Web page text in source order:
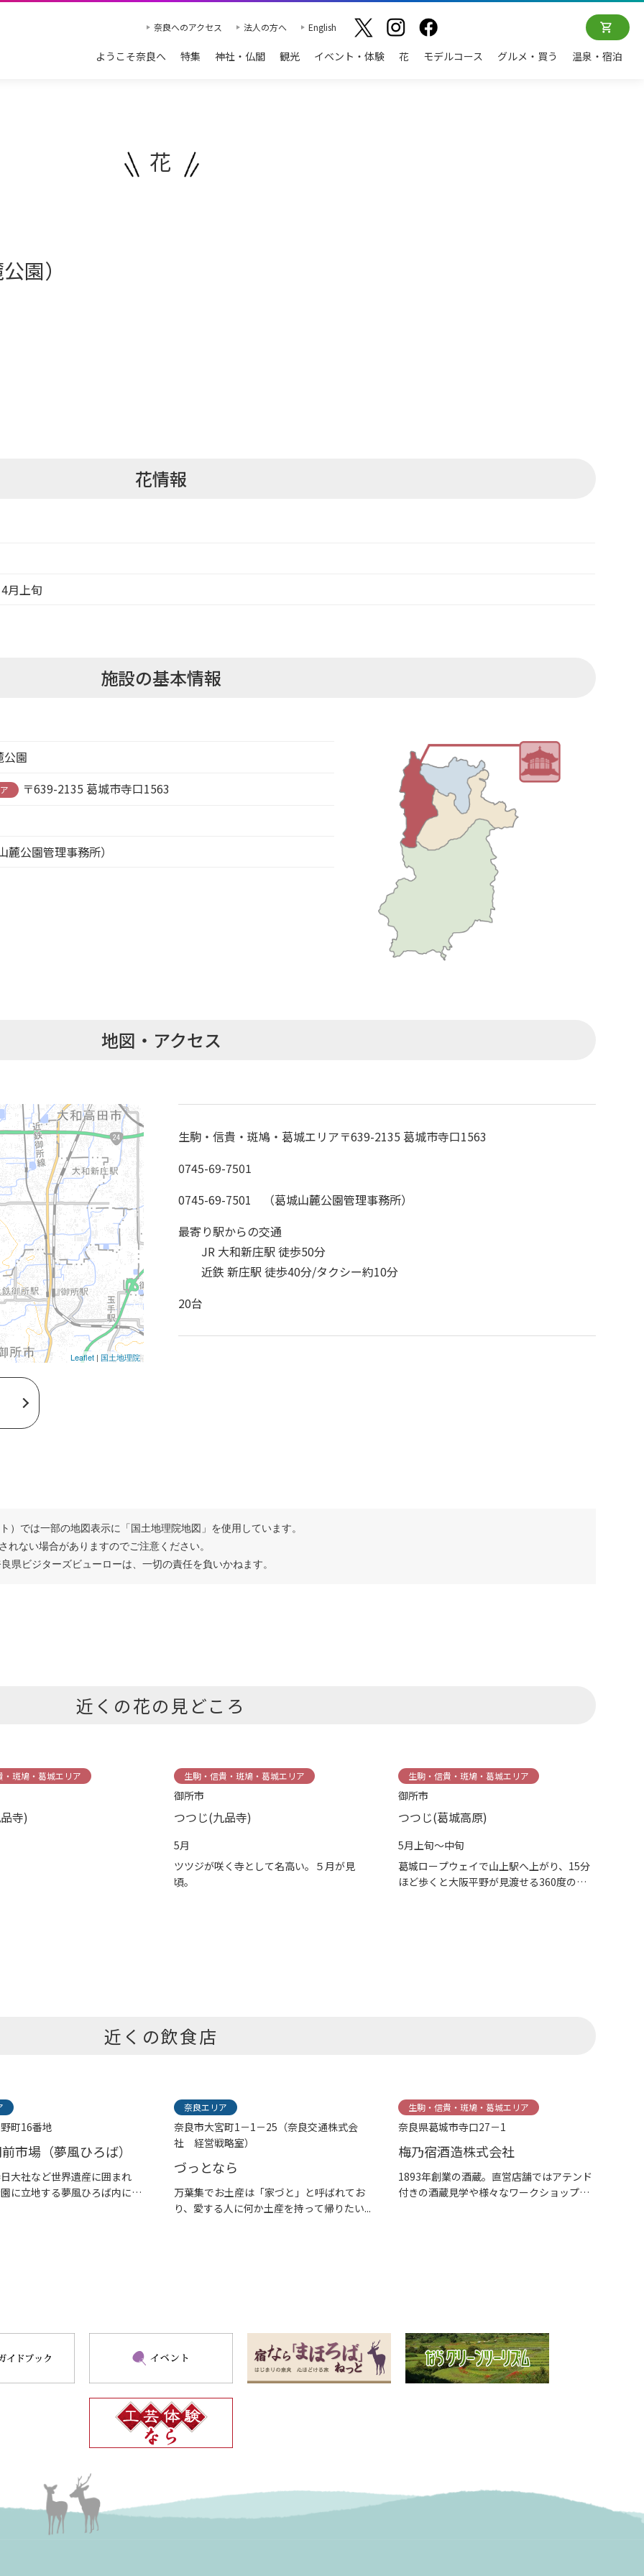
奈良へのアクセス 法人の方へ English
ようこそ奈良へ 特集 神社・仏閣 観光 イベント・体験 花 モデルコース グルメ・買う 温泉・宿泊
花
園）
花情報
月上旬
施設の基本情報
公園
〒639-2135 葛城市寺口1563
公園管理事務所）
地図・アクセス
Leaflet| 国土地理院
生駒・信貴・斑鳩・葛城エリア〒639-2135 葛城市寺口1563
0745-69-7501
0745-69-7501 （葛城山麓公園管理事務所）
最寄り駅からの交通
JR 大和新庄駅 徒歩50分
近鉄 新庄駅 徒歩40分/タクシー約10分
20台
では一部の地図表示に「国土地理院地図」を使用しています。
ない場合がありますのでご注意ください。
県ビジターズビューローは、一切の責任を負いかねます。
近くの花の見どころ
・斑鳩・葛城エリア
寺)
生駒・信貴・斑鳩・葛城エリア
御所市
つつじ(九品寺)
5月
ツツジが咲く寺として名高い。５月が見
頃。
生駒・信貴・斑鳩・葛城エリア
御所市
つつじ(葛城高原)
5月上旬～中旬
葛城ロープウェイで山上駅へ上がり、15分
ほど歩くと大阪平野が見渡せる360度のパ
近くの飲食店
町16番地
市場（夢風ひろば）
大社など世界遺産に囲まれ
に立地する夢風ひろば内にあ
奈良エリア
奈良市大宮町1－1－25（奈良交通株式会
社 経営戦略室）
づっとなら
万葉集でお土産は「家づと」と呼ばれてお
り、愛する人に何か土産を持って帰りたい...
生駒・信貴・斑鳩・葛城エリア
奈良県葛城市寺口27－1
梅乃宿酒造株式会社
1893年創業の酒蔵。直営店舗ではアテンド
付きの酒蔵見学や様々なワークショップ